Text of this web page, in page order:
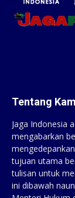
Tentang
Jaga Indonesia
mengabarkan
tujuan utama
tulisan untuk
ini dibawah